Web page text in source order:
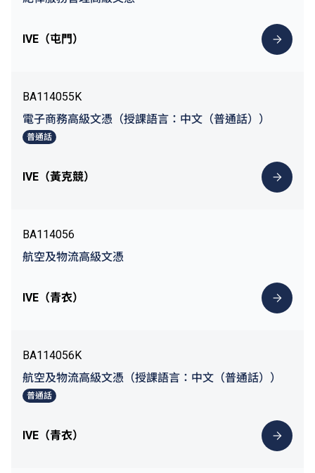
IVE（屯門）
BA114055K
電子商務高級文憑（授課語言：中文（普通話））
普通話
IVE（黃克競）
BA114056
航空及物流高級文憑
IVE（青衣）
BA114056K
航空及物流高級文憑（授課語言：中文（普通話））
普通話
IVE（青衣）